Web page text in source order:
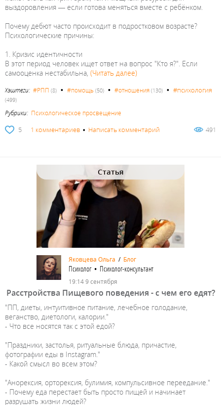
выздоровления — если готова меняться вместе с ребёнком.
Почему дебют часто происходит в подростковом возрасте?
Психологические причины:
1. Кризис идентичности
В этот период человек ищет ответ на вопрос "Кто я?". Если
самооценка нестабильна, (Читать далее)
Хэштеги: #РПП (8) • #помощь (50) • #отношения (130) • #психология
(499)
Рубрики: Психологическое просвещение
5 1 комментариев • Написать комментарий 491
Статья
Яковцева Ольга / Блог
Психолог • Психолог-консультант
19:14 9 сентября
Расстройства Пищевого поведения - с чем его едят?
"ПП, диеты, интуитивное питание, лечебное голодание,
веганство, диетологи, калории."
- Что все носятся так с этой едой?
"Праздники, застолья, ритуальные блюда, причастие,
фотографии еды в Instagram."
- Какой смысл во всем этом?
"Анорексия, ортoрексия, булимия, компульсивное переедание."
- Почему еда перестает быть просто пищей и начинает
разрушать жизни людей?